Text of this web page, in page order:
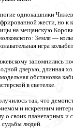
однокашники
жести, но к
на мещанскую
Земля —
игра
запомнились
дверью, длинная
обстановка
в светелке.
так, что
и искренним
о своих планетарных и
судьбы людей.